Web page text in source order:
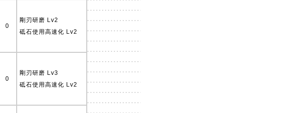
0
剛刃研磨 Lv2
砥石使用高速化 Lv2
0
剛刃研磨 Lv3
砥石使用高速化 Lv2